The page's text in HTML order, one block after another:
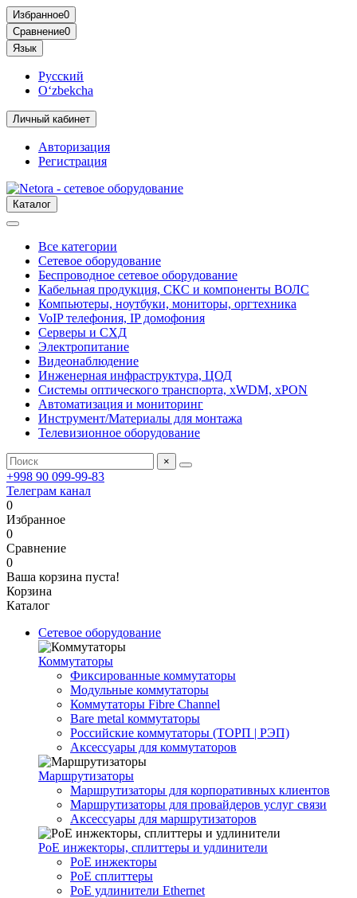
Избранное0
Сравнение0
Язык
Русский
O‘zbekcha
Личный кабинет
Авторизация
Регистрация
Каталог
Все категории
Сетевое оборудование
Беспроводное сетевое оборудование
Кабельная продукция, СКС и компоненты ВОЛС
Компьютеры, ноутбуки, мониторы, оргтехника
VoIP телефония, IP домофония
Серверы и СХД
Электропитание
Видеонаблюдение
Инженерная инфраструктура, ЦОД
Системы оптического транспорта, xWDM, xPON
Автоматизация и мониторинг
Инструмент/Материалы для монтажа
Телевизионное оборудование
×
+998 90 099-99-83
Телеграм канал
0
Избранное
0
Сравнение
0
Ваша корзина пуста!
Корзина
Каталог
Сетевое оборудование
Коммутаторы
Фиксированные коммутаторы
Модульные коммутаторы
Коммутаторы Fibre Channel
Bare metal коммутаторы
Российские коммутаторы (ТОРП | РЭП)
Аксессуары для коммутаторов
Маршрутизаторы
Маршрутизаторы для корпоративных клиентов
Маршрутизаторы для провайдеров услуг связи
Аксессуары для маршрутизаторов
PoE инжекторы, сплиттеры и удлинители
PoE инжекторы
PoE сплиттеры
PoE удлинители Ethernet